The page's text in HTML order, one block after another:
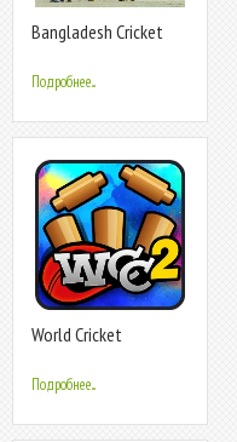
Bangladesh Cricket
Подробнее...
World Cricket
Подробнее...